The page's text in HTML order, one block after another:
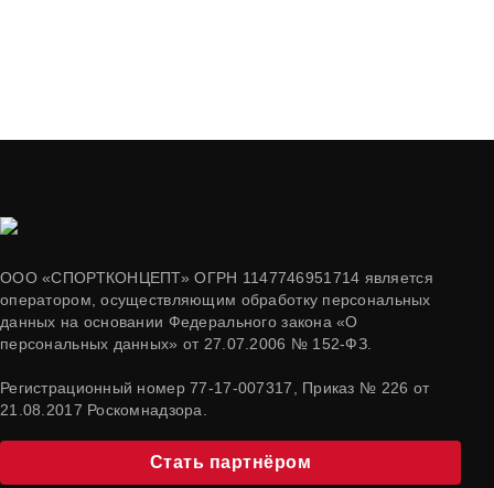
ООО «СПОРТКОНЦЕПТ» ОГРН 1147746951714 является
оператором, осуществляющим обработку персональных
данных на основании Федерального закона «О
персональных данных» от 27.07.2006 № 152-ФЗ.
Регистрационный номер 77-17-007317, Приказ № 226 от
21.08.2017 Роскомнадзора.
Стать партнёром